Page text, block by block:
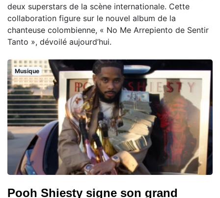
deux superstars de la scène internationale. Cette
collaboration figure sur le nouvel album de la
chanteuse colombienne, « No Me Arrepiento de Sentir
Tanto », dévoilé aujourd’hui.
Musique
Pooh Shiesty signe son grand